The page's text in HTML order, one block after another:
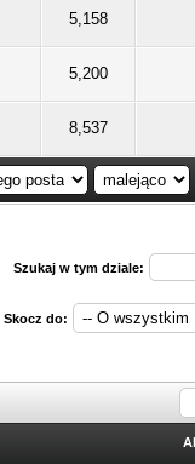
5,158
5,200
8,537
Szukaj w tym dziale:
Skocz do: